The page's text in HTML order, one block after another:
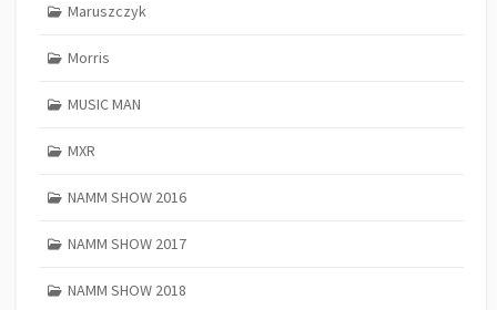
Maruszczyk
Morris
MUSIC MAN
MXR
NAMM SHOW 2016
NAMM SHOW 2017
NAMM SHOW 2018